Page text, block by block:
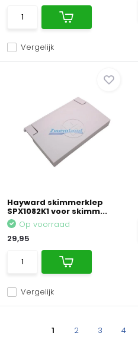
Vergelijk
Hayward skimmerklep
SPX1082K1 voor skimm...
Vergelijk
Op voorraad
29,95
1 2 3 4